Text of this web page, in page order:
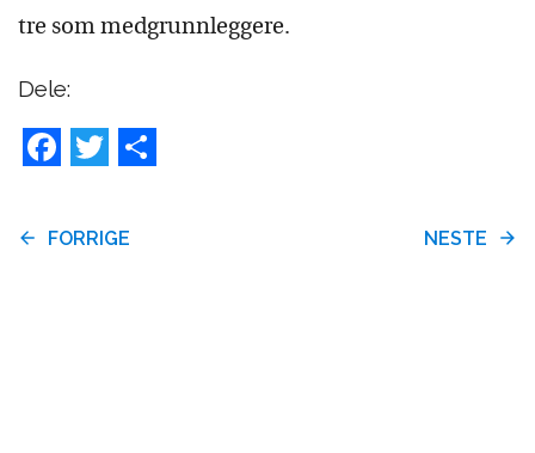
tre som medgrunnleggere.
Dele:
Facebook
Twitter
FORRIGE NESTE